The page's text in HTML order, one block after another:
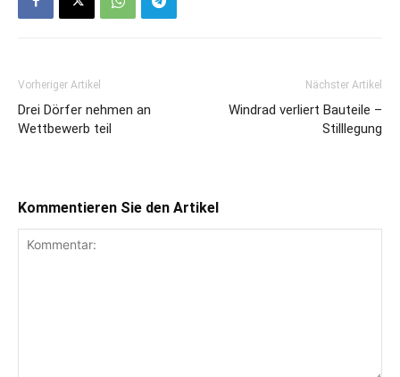
Vorheriger Artikel
Drei Dörfer nehmen an
Wettbewerb teil
Nächster Artikel
Windrad verliert Bauteile –
Stilllegung
Kommentieren Sie den Artikel